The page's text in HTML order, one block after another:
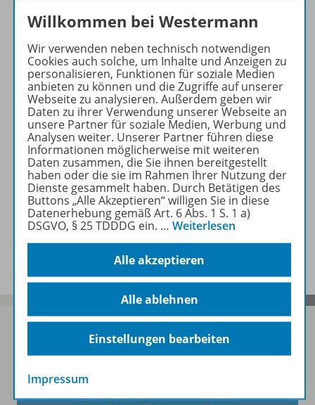
Produktinformationen
Beschreibung
Lizenzbedingungen
Zugehörige Produkte
Benachrichtigungs-Service
Willkommen bei Westermann
Wir verwenden neben technisch notwendigen
Cookies auch solche, um Inhalte und Anzeigen zu
personalisieren, Funktionen für soziale Medien
anbieten zu können und die Zugriffe auf unserer
Webseite zu analysieren. Außerdem geben wir
Daten zu ihrer Verwendung unserer Webseite an
unsere Partner für soziale Medien, Werbung und
Analysen weiter. Unserer Partner führen diese
Informationen möglicherweise mit weiteren
Daten zusammen, die Sie ihnen bereitgestellt
haben oder die sie im Rahmen Ihrer Nutzung der
Dienste gesammelt haben. Durch Betätigen des
Buttons „Alle Akzeptieren“ willigen Sie in diese
Datenerhebung gemäß Art. 6 Abs. 1 S. 1 a)
DSGVO, § 25 TDDDG ein. … Weiterlesen
Alle akzeptieren
Alle ablehnen
Einstellungen bearbeiten
Impressum